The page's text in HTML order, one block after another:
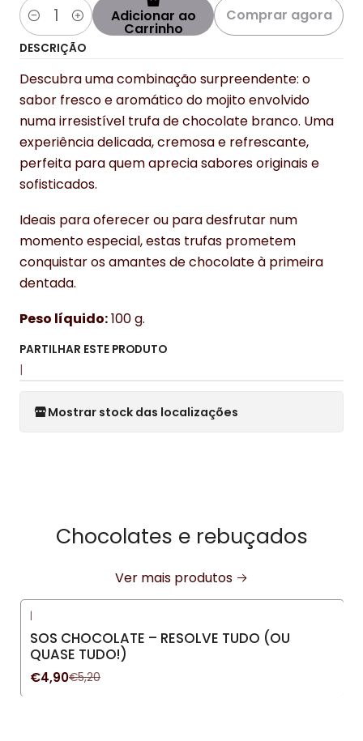
Quantidade Adicionar ao
Carrinho
Comprar agora
DESCRIÇÃO
Descubra uma combinação surpreendente: o
sabor fresco e aromático do mojito envolvido
numa irresistível trufa de chocolate branco. Uma
experiência delicada, cremosa e refrescante,
perfeita para quem aprecia sabores originais e
sofisticados.
Ideais para oferecer ou para desfrutar num
momento especial, estas trufas prometem
conquistar os amantes de chocolate à primeira
dentada.
Peso líquido:100 g.
PARTILHAR ESTE PRODUTO
|
Mostrar stock das localizações
Chocolates e rebuçados
Ver mais produtos
-6%DESCONTO
|
SOS CHOCOLATE – RESOLVE TUDO (OU
QUASE TUDO!)
€4,90€5,20